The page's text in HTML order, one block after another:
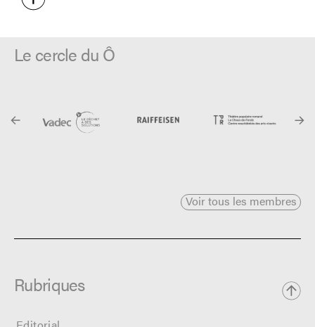
Le cercle du Ô
Voir tous les membres
Rubriques